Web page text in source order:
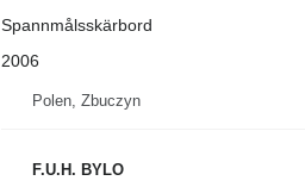
Spannmålsskärbord
2006
Polen, Zbuczyn
F.U.H. BYLO